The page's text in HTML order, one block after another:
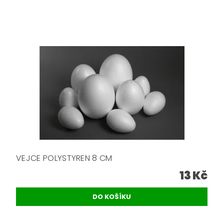
VEJCE POLYSTYREN 8 CM
13 Kč